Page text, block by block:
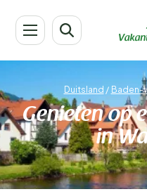
Duitsland / Baden-
Genieten op
in